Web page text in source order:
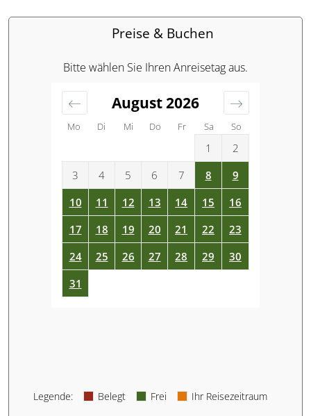
Preise & Buchen
Bitte wählen Sie Ihren Anreisetag aus.
Mo Di Mi Do Fr Sa So
August2026
1
2
3
4 5 6 7 8
9
10
11 12 13 14 15
16
17
18 19 20 21 22
23
24
25 26 27 28 29
30
31
Legende: Belegt Frei Ihr Reisezeitraum